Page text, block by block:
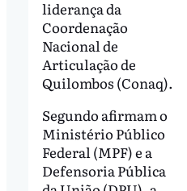
liderança da
Coordenação
Nacional de
Articulação de
Quilombos (Conaq).
Segundo afirmam o
Ministério Público
Federal (MPF) e a
Defensoria Pública